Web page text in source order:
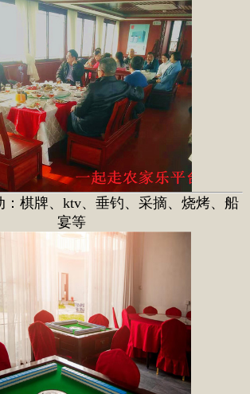
：棋牌、ktv、垂钓、采摘、烧烤、船
宴等